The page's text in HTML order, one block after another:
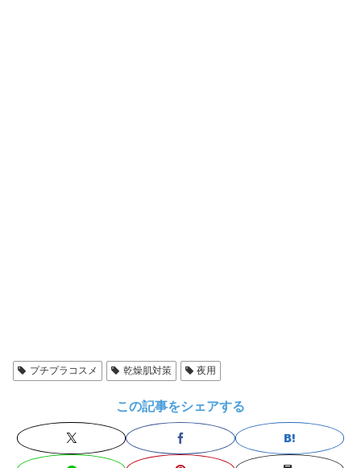
プチプラコスメ 乾燥肌対策 夜用
この記事をシェアする